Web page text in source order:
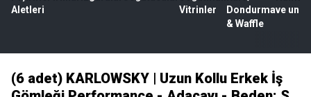
Aletleri
Vitrinler
Dondurma
& Waffle
ve un
(6 adet) KARLOWSKY | Uzun Kollu Erkek İş